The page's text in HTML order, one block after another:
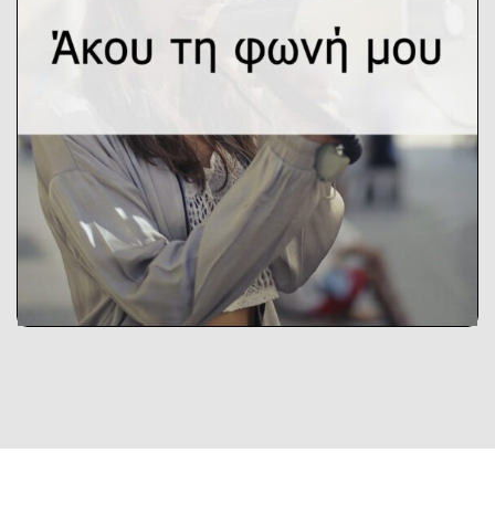
αγροδιατροφής για να παρουσιάσουν
τις ιδέες τους για νέες Βραχείες
να βρουν υποστηρικτές και
συνεργάτες για να τις
πραγματοποιήσουν.
Εξερευνήστε το εργαλείο